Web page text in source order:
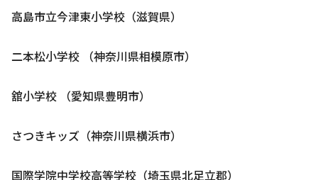
高島市立今津東小学校（滋賀県）
二本松小学校 （神奈川県相模原市）
舘小学校 （愛知県豊明市）
さつきキッズ（神奈川県横浜市）
国際学院中学校高等学校（埼玉県北足立郡）